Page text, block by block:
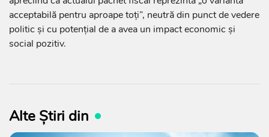
acceptabilă pentru aproape toți”, neutră din punct de vedere
politic și cu potențial de a avea un impact economic și
social pozitiv.
Alte Știri din